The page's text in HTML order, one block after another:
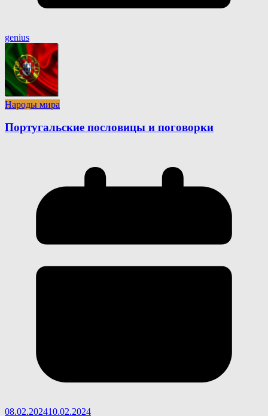
genius
Народы мира
Португальские пословицы и поговорки
08.02.202410.02.2024